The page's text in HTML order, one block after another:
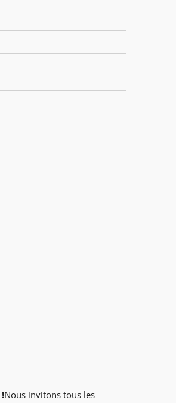
Nous invitons tous les